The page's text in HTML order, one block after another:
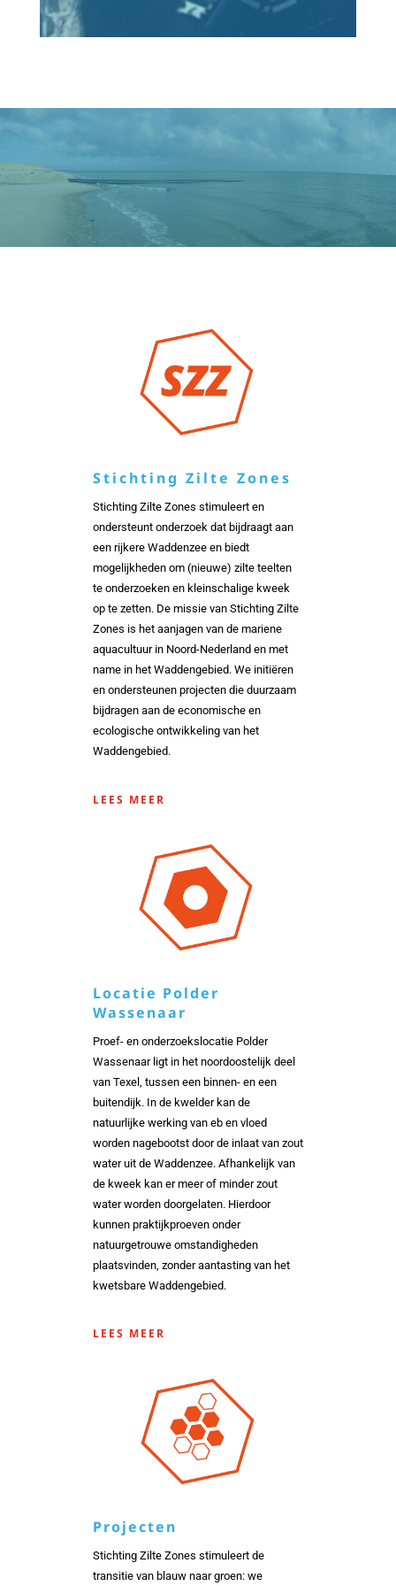
Stichting Zilte Zones
Stichting Zilte Zones stimuleert en
ondersteunt onderzoek dat bijdraagt aan
een rijkere Waddenzee en biedt
mogelijkheden om (nieuwe) zilte teelten
te onderzoeken en kleinschalige kweek
op te zetten. De missie van Stichting Zilte
Zones is het aanjagen van de mariene
aquacultuur in Noord-Nederland en met
name in het Waddengebied. We initiëren
en ondersteunen projecten die duurzaam
bijdragen aan de economische en
ecologische ontwikkeling van het
Waddengebied.
LEES MEER
Locatie Polder
Wassenaar
Proef- en onderzoekslocatie Polder
Wassenaar ligt in het noordoostelijk deel
van Texel, tussen een binnen- en een
buitendijk. In de kwelder kan de
natuurlijke werking van eb en vloed
worden nagebootst door de inlaat van zout
water uit de Waddenzee. Afhankelijk van
de kweek kan er meer of minder zout
water worden doorgelaten. Hierdoor
kunnen praktijkproeven onder
natuurgetrouwe omstandigheden
plaatsvinden, zonder aantasting van het
kwetsbare Waddengebied.
LEES MEER
Projecten
Stichting Zilte Zones stimuleert de
transitie van blauw naar groen: we